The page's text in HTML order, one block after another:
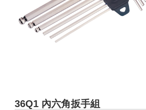
36Q1 內六角扳手組